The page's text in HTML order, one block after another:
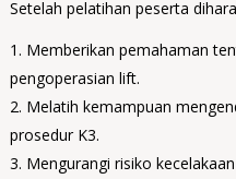
Setelah pelatihan peserta
Memberikan pemahaman
pengoperasian lift.
Melatih kemampuan
prosedur K3.
Mengurangi risiko